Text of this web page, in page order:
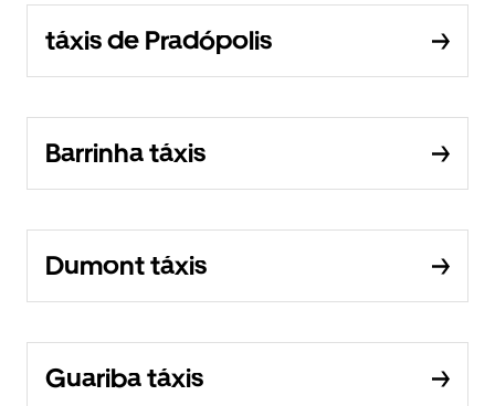
táxis de Pradópolis
Barrinha táxis
Dumont táxis
Guariba táxis